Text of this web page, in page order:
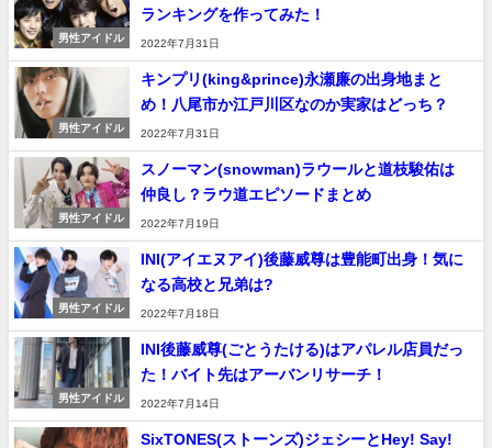
男性アイドル
ランキングを作ってみた！
2022年7月31日
男性アイドル
キンプリ(king&prince)永瀬廉の出身地まと
め！八尾市か江戸川区なのか実家はどっち？
2022年7月31日
男性アイドル
スノーマン(snowman)ラウールと道枝駿佑は
仲良し？ラウ道エピソードまとめ
2022年7月19日
男性アイドル
INI(アイエヌアイ)後藤威尊は豊能町出身！気に
なる高校と兄弟は?
2022年7月18日
男性アイドル
INI後藤威尊(ごとうたける)はアパレル店員だっ
た！バイト先はアーバンリサーチ！
2022年7月14日
SixTONES(ストーンズ)ジェシーとHey! Say!